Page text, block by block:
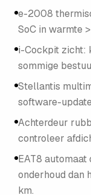
e-2008
SoC in warmte
i-Cockpit zicht:
sommige
Stellantis
software-
Achterdeur
controleer
EAT8 automaat
onderhoud
km.